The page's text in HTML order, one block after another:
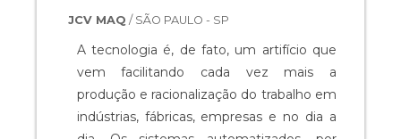
JCV MAQ / SÃO PAULO - SP
A tecnologia é, de fato, um artifício que
vem facilitando cada vez mais a
produção e racionalização do trabalho em
indústrias, fábricas, empresas e no dia a